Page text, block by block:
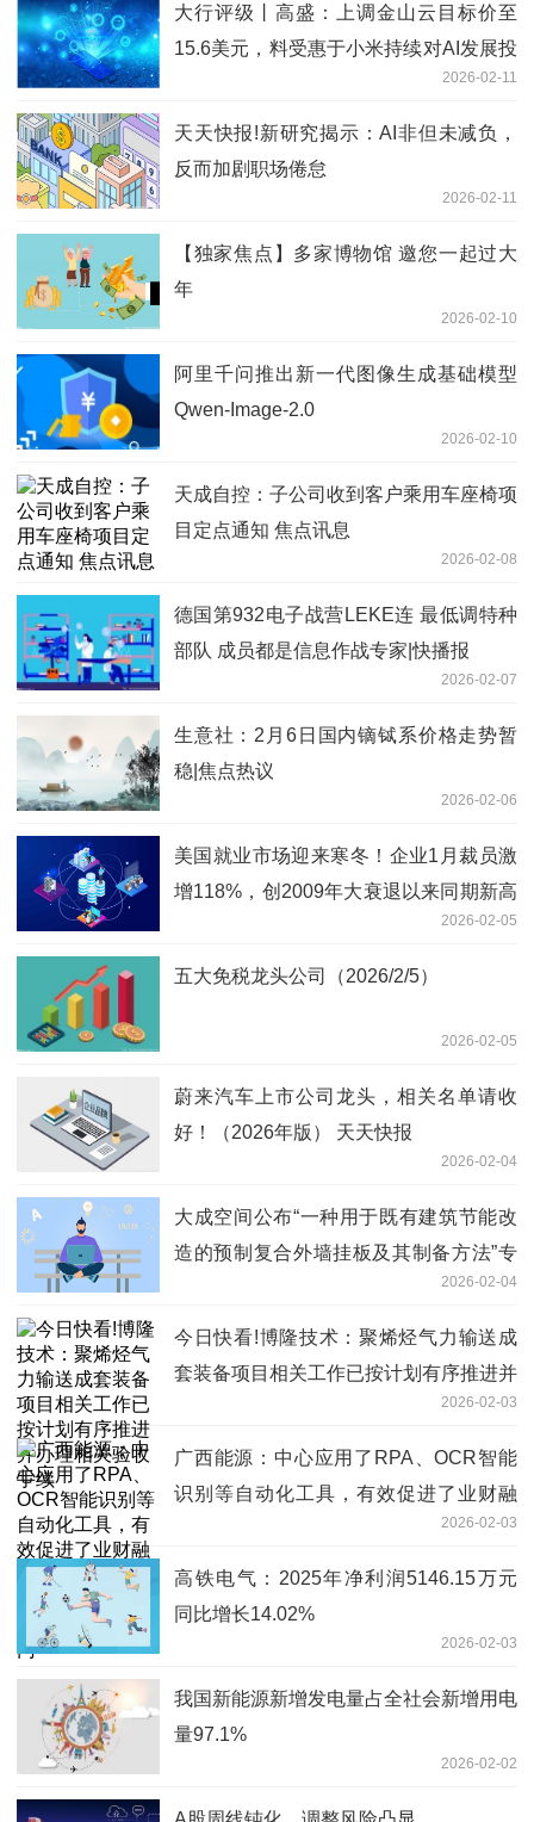
大行评级丨高盛：上调金山云目标价至
15.6美元，料受惠于小米持续对AI发展投
2026-02-11
天天快报!新研究揭示：AI非但未减负，
反而加剧职场倦怠
2026-02-11
【独家焦点】多家博物馆 邀您一起过大
年
2026-02-10
阿里千问推出新一代图像生成基础模型
Qwen-Image-2.0
2026-02-10
天成自控：子公司收到客户乘用车座椅项
目定点通知 焦点讯息
2026-02-08
德国第932电子战营LEKE连 最低调特种
部队 成员都是信息作战专家|快播报
2026-02-07
生意社：2月6日国内镝铽系价格走势暂
稳|焦点热议
2026-02-06
美国就业市场迎来寒冬！企业1月裁员激
增118%，创2009年大衰退以来同期新高
2026-02-05
五大免税龙头公司（2026/2/5）
2026-02-05
蔚来汽车上市公司龙头，相关名单请收
好！（2026年版） 天天快报
2026-02-04
大成空间公布“一种用于既有建筑节能改
造的预制复合外墙挂板及其制备方法”专
2026-02-04
今日快看!博隆技术：聚烯烃气力输送成
套装备项目相关工作已按计划有序推进并
2026-02-03
广西能源：中心应用了RPA、OCR智能
识别等自动化工具，有效促进了业财融
合，提升了财务管理效率与标准化水平_
焦点热门
2026-02-03
高铁电气：2025年净利润5146.15万元
同比增长14.02%
2026-02-03
我国新能源新增发电量占全社会新增用电
量97.1%
2026-02-02